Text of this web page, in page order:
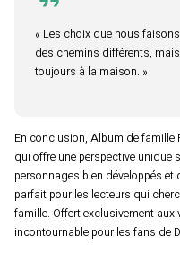
« Les choix que nous
des chemins différents,
toujours à la maison. »
En conclusion, Album de famille
qui offre une perspective unique
personnages bien développés
parfait pour les lecteurs qui
famille. Offert exclusivement aux
incontournable pour les fans de